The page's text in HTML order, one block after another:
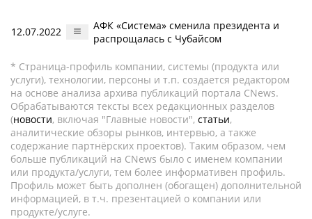
12.07.2022
АФК «Система» сменила президента и
распрощалась с Чубайсом
* Страница-профиль компании, системы (продукта или
услуги), технологии, персоны и т.п. создается редактором
на основе анализа архива публикаций портала CNews.
Обрабатываются тексты всех редакционных разделов
(новости, включая "Главные новости", статьи,
аналитические обзоры рынков, интервью, а также
содержание партнёрских проектов). Таким образом, чем
больше публикаций на CNews было с именем компании
или продукта/услуги, тем более информативен профиль.
Профиль может быть дополнен (обогащен) дополнительной
информацией, в т.ч. презентацией о компании или
продукте/услуге.